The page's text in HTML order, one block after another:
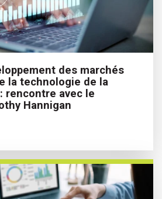
des marchés
la technologie de la
rencontre avec le
Hannigan